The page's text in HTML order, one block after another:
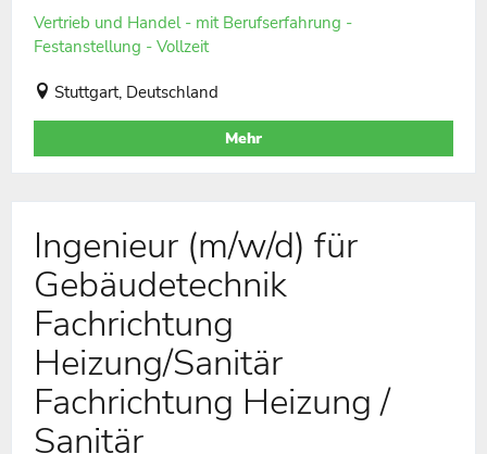
Vertrieb und Handel - mit Berufserfahrung -
Festanstellung - Vollzeit
Stuttgart, Deutschland
Mehr
Ingenieur (m/w/d) für
Gebäudetechnik
Fachrichtung
Heizung/Sanitär
Fachrichtung Heizung /
Sanitär